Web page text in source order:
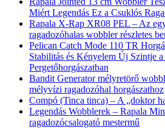
Miért Legendás Ez a Csuklós
Rapala X-Rap XR08 PEL – Az
ragadozóhalas wobbler részletes
Pelican Catch Mode 110 TR
Stabilitás és Kényelem Új Szintje
Pergetőhorgászatban
Bandit Generator mélyretörő
mélyvízi ragadozóhal horgászathoz
Compó (Tinca tinca) – A „doktor
Legendás Wobblerek – Rapala
ragadozócsalogató mestermű